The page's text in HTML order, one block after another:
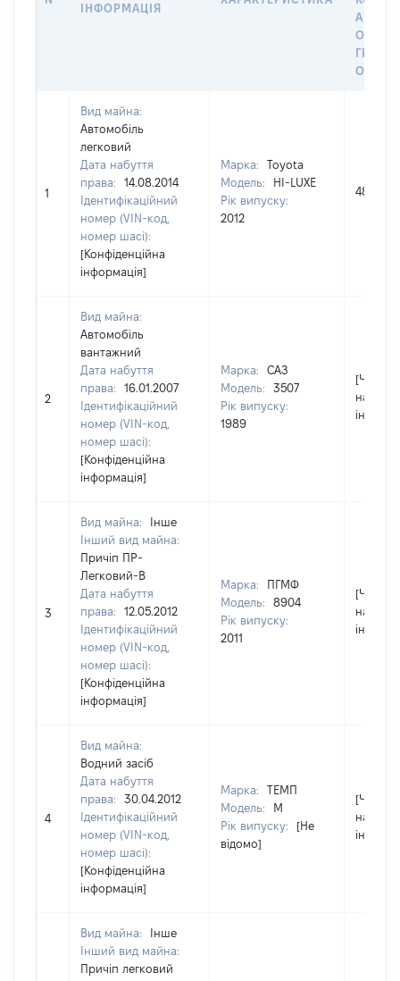
ІНФОРМАЦІЯ
АБО
1
Вид майна:
Автомобіль
легковий
Дата набуття
права:
14.08.2014
Ідентифікаційний
номер (VIN-код,
номер шасі):
[Конфіденційна
інформація]
Марка:
Toyota
Модель:
HI-LUXE
Рік випуску:
2012
480000
2
Вид майна:
Автомобіль
вантажний
Дата набуття
права:
16.01.2007
Ідентифікаційний
номер (VIN-код,
номер шасі):
[Конфіденційна
інформація]
Марка:
САЗ
Модель:
3507
Рік випуску:
1989
[Член
надав
3
Вид майна:
Інше
Інший вид майна:
Причіп ПР-
Легковий-В
Дата набуття
права:
12.05.2012
Ідентифікаційний
номер (VIN-код,
номер шасі):
[Конфіденційна
інформація]
Марка:
ПГМФ
Модель:
8904
Рік випуску:
2011
[Член
надав
4
Вид майна:
Водний засіб
Дата набуття
права:
30.04.2012
Ідентифікаційний
номер (VIN-код,
номер шасі):
[Конфіденційна
інформація]
Марка:
ТЕМП
Модель:
М
Рік випуску:
[Не
відомо]
[Член
надав
Вид майна:
Інше
Інший вид майна:
Причіп легковий